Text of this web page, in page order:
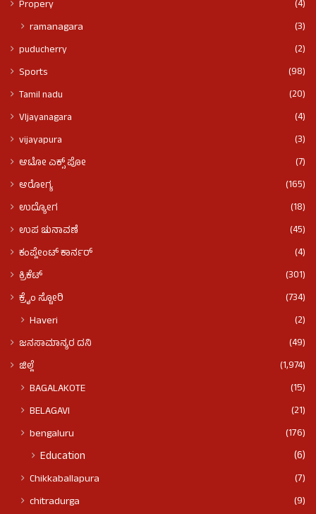
Propery
(4)
ramanagara (3)
puducherry
(2)
Sports
(98)
Tamil nadu
(20)
VIjayanagara
(4)
vijayapura
(3)
ಆಟೋ ಎಕ್ಸ್ ಪೋ
(7)
ಆರೋಗ್ಯ
(165)
ಉದ್ಯೋಗ
(18)
ಉಪ ಚುನಾವಣೆ
(45)
ಕಂಪ್ಲೇಂಟ್ ಕಾರ್ನರ್
(4)
ಕ್ರಿಕೆಟ್
(301)
ಕ್ರೈಂ ಸ್ಟೋರಿ
(734)
Haveri (2)
ಜನಸಾಮಾನ್ಯರ ದನಿ
(49)
ಜಿಲ್ಲೆ
(1,974)
BAGALAKOTE
(15)
BELAGAVI
(21)
bengaluru
(176)
Education (6)
Chikkaballapura
(7)
chitradurga
(9)